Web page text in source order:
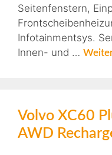
Seitenfenstern,
Infotainmentsys.
Innen- und …
Volvo XC60
AWD